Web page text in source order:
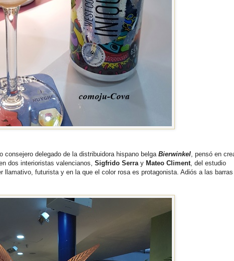
consejero delegado de la distribuidora hispano belga Bierwinkel , pensó en
dos interioristas valencianos, Sigfrido Serra y Mateo Climent , del estudio
llamativo, futurista y en la que el color rosa es protagonista. Adiós a las